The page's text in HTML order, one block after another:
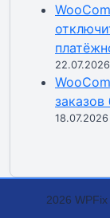
22.07.2026
18.07.2026
2026